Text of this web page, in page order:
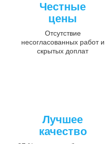
Честные
цены
Отсутствие
несогласованных работ и
скрытых доплат
Лучшее
качество